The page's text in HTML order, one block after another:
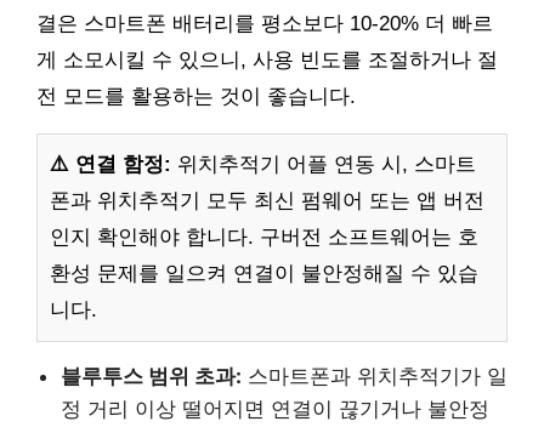
결은 스마트폰 배터리를 평소보다 10-20% 더 빠르
게 소모시킬 수 있으니, 사용 빈도를 조절하거나 절
전 모드를 활용하는 것이 좋습니다.
⚠️ 연결 함정: 위치추적기 어플 연동 시, 스마트
폰과 위치추적기 모두 최신 펌웨어 또는 앱 버전
인지 확인해야 합니다. 구버전 소프트웨어는 호
환성 문제를 일으켜 연결이 불안정해질 수 있습
니다.
블루투스 범위 초과: 스마트폰과 위치추적기가 일
정 거리 이상 떨어지면 연결이 끊기거나 불안정